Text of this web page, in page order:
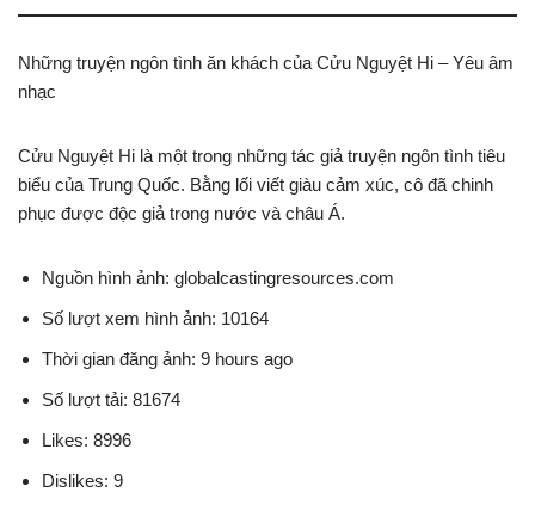
Những truyện ngôn tình ăn khách của Cửu Nguyệt Hi – Yêu âm
nhạc
Cửu Nguyệt Hi là một trong những tác giả truyện ngôn tình tiêu
biểu của Trung Quốc. Bằng lối viết giàu cảm xúc, cô đã chinh
phục được độc giả trong nước và châu Á.
Nguồn hình ảnh: globalcastingresources.com
Số lượt xem hình ảnh: 10164
Thời gian đăng ảnh: 9 hours ago
Số lượt tải: 81674
Likes: 8996
Dislikes: 9